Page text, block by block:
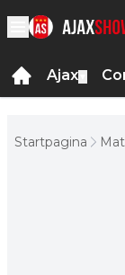
Ajax
Startpagina